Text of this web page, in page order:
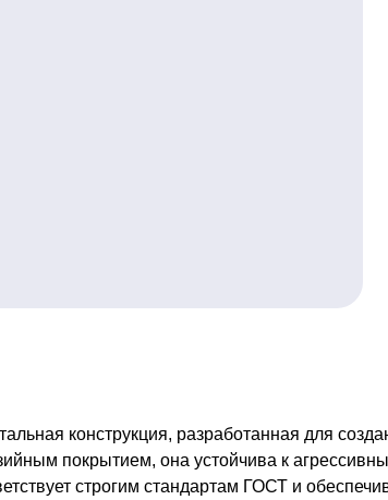
конструкция, разработанная для
покрытием, она устойчива к
строгим стандартам ГОСТ и